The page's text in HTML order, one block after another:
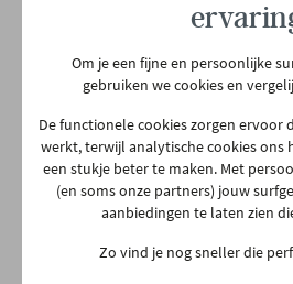
Gewicht 4.23
Onze
2500 Lier
03 480
Di
Om je een fijne en persoonlijke
gebruiken we cookies en
De functionele cookies zorgen ervoor
werkt, terwijl analytische cookies ons
een stukje beter te maken. Met
(en soms onze partners) jouw
aanbiedingen te laten zien
Zo vind je nog sneller die